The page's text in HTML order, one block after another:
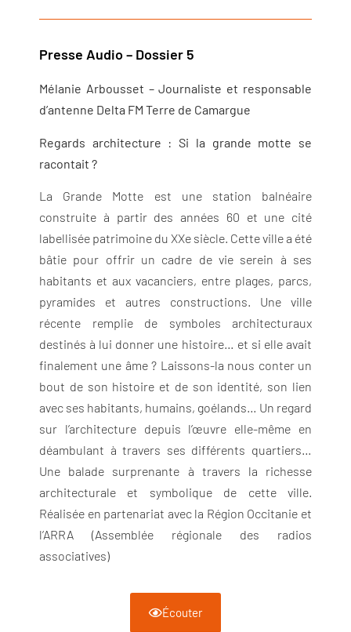
Presse Audio – Dossier 5
Mélanie Arbousset – Journaliste et responsable
d’antenne Delta FM Terre de Camargue
Regards architecture : Si la grande motte se
racontait ?
La Grande Motte est une station balnéaire
construite à partir des années 60 et une cité
labellisée patrimoine du XXe siècle. Cette ville a été
bâtie pour offrir un cadre de vie serein à ses
habitants et aux vacanciers, entre plages, parcs,
pyramides et autres constructions. Une ville
récente remplie de symboles architecturaux
destinés à lui donner une histoire… et si elle avait
finalement une âme ? Laissons-la nous conter un
bout de son histoire et de son identité, son lien
avec ses habitants, humains, goélands… Un regard
sur l’architecture depuis l’œuvre elle-même en
déambulant à travers ses différents quartiers…
Une balade surprenante à travers la richesse
architecturale et symbolique de cette ville.
Réalisée en partenariat avec la Région Occitanie et
l’ARRA (Assemblée régionale des radios
associatives)
Écouter